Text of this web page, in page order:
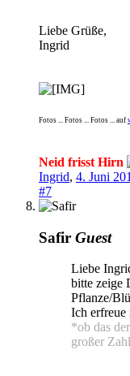
Liebe Grüße,
Ingrid
Fotos ... Fotos ... Fotos ... auf
Neid frisst Hirn
Ingrid, 4. Juni
#7
Safir Guest
Liebe
bitte zeige
Pflanze/
Ich erfreue
*ob das
großer